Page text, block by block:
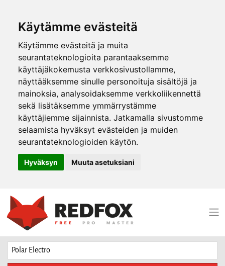
Käytämme evästeitä
Käytämme evästeitä ja muita
seurantateknologioita parantaaksemme
käyttäjäkokemusta verkkosivustollamme,
näyttääksemme sinulle personoituja sisältöjä ja
mainoksia, analysoidaksemme verkkoliikennettä
sekä lisätäksemme ymmärrystämme
käyttäjiemme sijainnista. Jatkamalla sivustomme
selaamista hyväksyt evästeiden ja muiden
seurantateknologioiden käytön.
Hyväksyn Muuta asetuksiani